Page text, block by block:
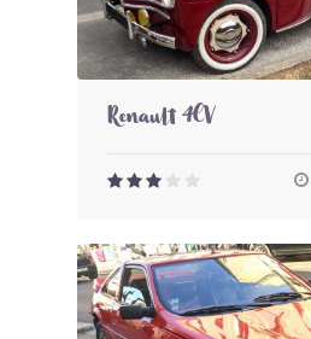
Renault 4CV